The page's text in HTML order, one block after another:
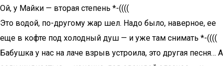
Ой, у Майки — вторая степень *-((((
Это водой, по-другому жар шел. Надо было, наверное, ее
еще в кофте под холодный душ — и уже там снимать *-((((
Бабушка у нас на лаче взрыв устроила, это другая песня… А